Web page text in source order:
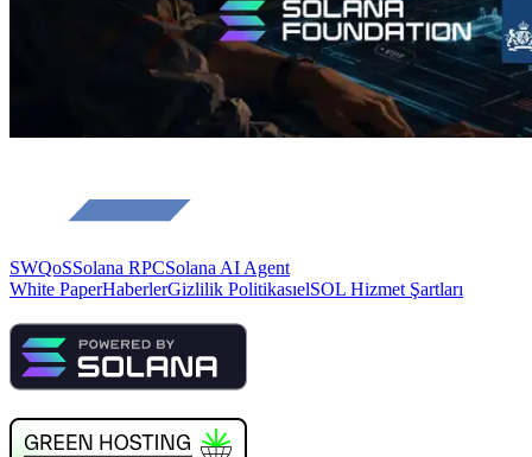
SWQoSSolana RPCSolana AI Agent
White PaperHaberlerGizlilik PolitikasıelSOL Hizmet Şartları